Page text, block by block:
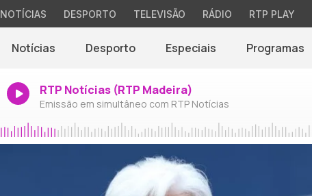
NOTÍCIAS DESPORTO TELEVISÃO RÁDIO RTP PLAY
Notícias Desporto Especiais Programas
RTP Notícias (RTP Madeira)
Emissão em simultâneo com RTP Notícias